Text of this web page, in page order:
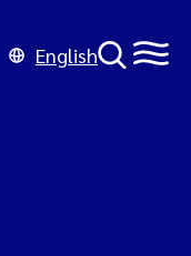
English